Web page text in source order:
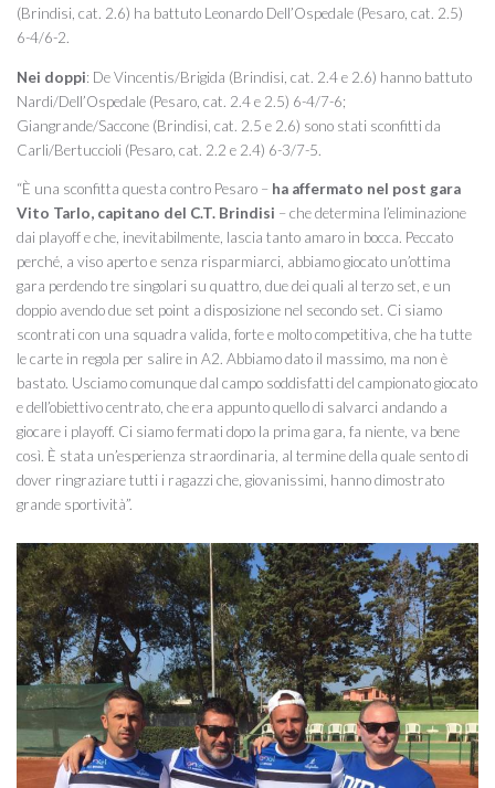
(Brindisi, cat. 2.6) ha battuto Leonardo Dell’Ospedale (Pesaro, cat. 2.5)
6-4/6-2.
Nei doppi: De Vincentis/Brigida (Brindisi, cat. 2.4 e 2.6) hanno battuto
Nardi/Dell’Ospedale (Pesaro, cat. 2.4 e 2.5) 6-4/7-6;
Giangrande/Saccone (Brindisi, cat. 2.5 e 2.6) sono stati sconfitti da
Carli/Bertuccioli (Pesaro, cat. 2.2 e 2.4) 6-3/7-5.
“È una sconfitta questa contro Pesaro – ha affermato nel post gara
Vito Tarlo, capitano del C.T. Brindisi – che determina l’eliminazione
dai playoff e che, inevitabilmente, lascia tanto amaro in bocca. Peccato
perché, a viso aperto e senza risparmiarci, abbiamo giocato un’ottima
gara perdendo tre singolari su quattro, due dei quali al terzo set, e un
doppio avendo due set point a disposizione nel secondo set. Ci siamo
scontrati con una squadra valida, forte e molto competitiva, che ha tutte
le carte in regola per salire in A2. Abbiamo dato il massimo, ma non è
bastato. Usciamo comunque dal campo soddisfatti del campionato giocato
e dell’obiettivo centrato, che era appunto quello di salvarci andando a
giocare i playoff. Ci siamo fermati dopo la prima gara, fa niente, va bene
così. È stata un’esperienza straordinaria, al termine della quale sento di
dover ringraziare tutti i ragazzi che, giovanissimi, hanno dimostrato
grande sportività”.